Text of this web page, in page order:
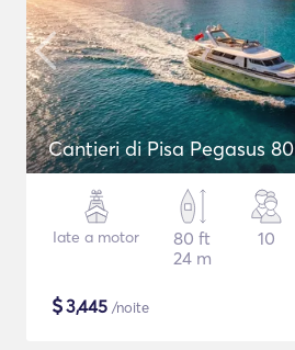
Cantieri di Pisa Pegasus 80
Iate a motor
80 ft
24 m
10
$3,445 /noite